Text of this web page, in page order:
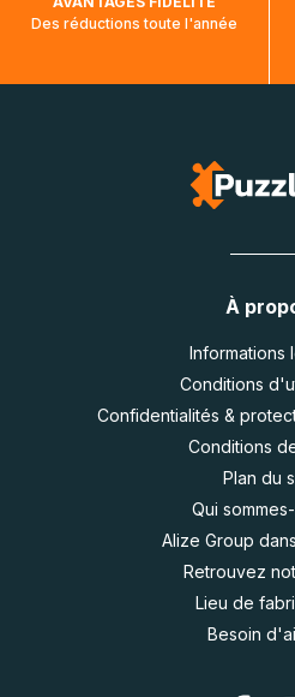
Des réductions toute l'année
À
Informations
Conditions
Confidentialités &
Conditions
Plan du
Qui
Alize Group
Retrouvez
Lieu de
Besoin